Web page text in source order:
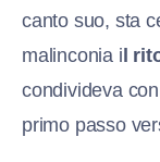
canto suo, sta
malinconia il
condivideva
primo passo